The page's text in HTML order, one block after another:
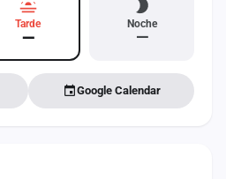
Tarde
—
Noche
—
Google Calendar